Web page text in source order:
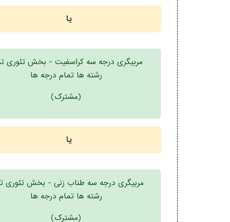
یا
مربیگری درجه سه کراسفیت - بخش تئوری
رشته ها تمام درجه ها
(مشترک)
یا
مربیگری درجه سه طناب زنی - بخش تئوری
رشته ها تمام درجه ها
(مشترک)